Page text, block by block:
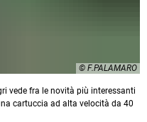
© F.PALAMARO
vede fra le novità più interessanti
cartuccia ad alta velocità da 40